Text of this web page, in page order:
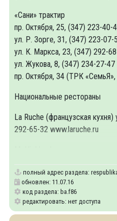
«Сани» трактир
пр. Октября, 25, (347) 223-40-
ул. Р. Зорге, 31, (347) 223-07-
ул. К. Маркса, 23, (347) 292-
ул. Жукова, 8, (347) 234-27-47
пр. Октября, 34 (ТРК
Национальные рестораны
La Ruche (французская
292-65-32 www.laruche.ru
полный адрес раздела:
обновлен: 11.07.16
код раздела: ba.f86
редактировать: нет доступа